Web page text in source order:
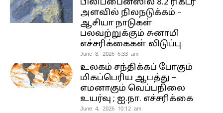
பிலிப்பைன்ஸில் 8.2 ரிக்டர்
அளவில் நிலநடுக்கம் –
ஆசியா நாடுகள்
பலவற்றுக்கும் சுனாமி
எச்சரிக்கைகள் விடுப்பு
June 8, 2026 6:33 am
உலகம் சந்திக்கப் போகும்
மிகப்பெரிய ஆபத்து –
எமனாகும் வெப்பநிலை
உயர்வு ; ஐ.நா. எச்சரிக்கை
June 4, 2026 10:12 am